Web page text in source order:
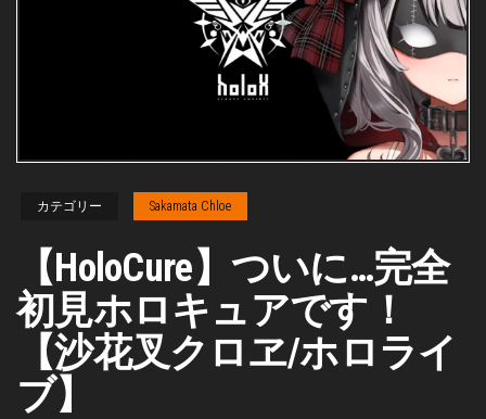
カテゴリー Sakamata Chloe
【HoloCure】ついに…完全
初見ホロキュアです！
【沙花叉クロヱ/ホロライ
ブ】